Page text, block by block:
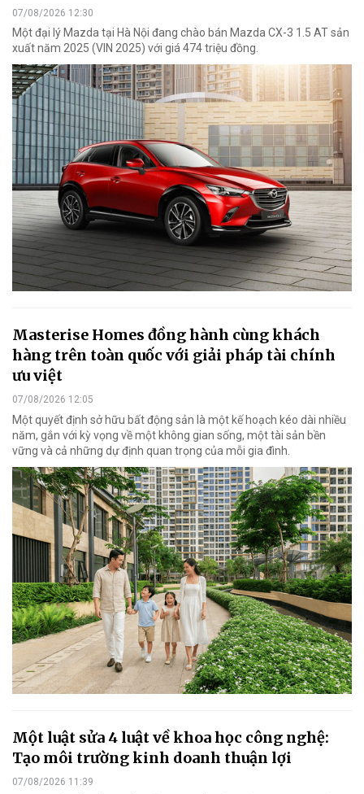
07/08/2026 12:30
Một đại lý Mazda tại Hà Nội đang chào bán Mazda CX-3 1.5 AT sản
xuất năm 2025 (VIN 2025) với giá 474 triệu đồng.
Masterise Homes đồng hành cùng khách
hàng trên toàn quốc với giải pháp tài chính
ưu việt
07/08/2026 12:05
Một quyết định sở hữu bất động sản là một kế hoạch kéo dài nhiều
năm, gắn với kỳ vọng về một không gian sống, một tài sản bền
vững và cả những dự định quan trọng của mỗi gia đình.
Một luật sửa 4 luật về khoa học công nghệ:
Tạo môi trường kinh doanh thuận lợi
07/08/2026 11:39